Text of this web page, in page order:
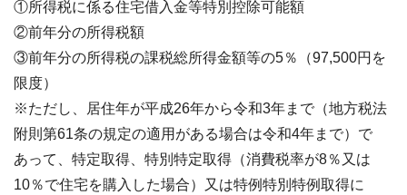
①所得税に係る住宅借入金等特別控除可能額
②前年分の所得税額
③前年分の所得税の課税総所得金額等の5％（97,500円を
限度）
※ただし、居住年が平成26年から令和3年まで（地方税法
附則第61条の規定の適用がある場合は令和4年まで）で
あって、特定取得、特別特定取得（消費税率が8％又は
10％で住宅を購入した場合）又は特例特別特例取得に